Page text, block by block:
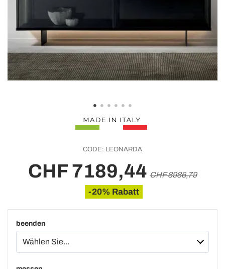
CODE: LEONARDA
CHF 7189,44 CHF 8986,79
-20% Rabatt
beenden